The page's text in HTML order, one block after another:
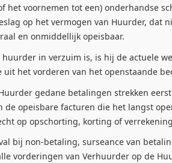
het voornemen tot een) onderhandse
op het vermogen van Huurder,
en onmiddellijk opeisbaar.
in verzuim is, is hij de actuele
uit het vorderen van het openstaande
gedane betalingen strekken
de opeisbare facturen die het langst
op opschorting, korting of
bij non-betaling, surseance van
vorderingen van Verhuurder op de